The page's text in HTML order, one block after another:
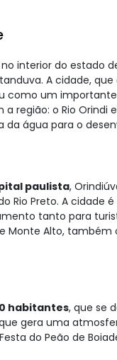
interior do estado
A cidade,
como um
região: o Rio Orindi
da água para o
paulista,
Rio Preto. A
tanto para
Monte Alto,
habitantes, que se
gera uma
do Peão de